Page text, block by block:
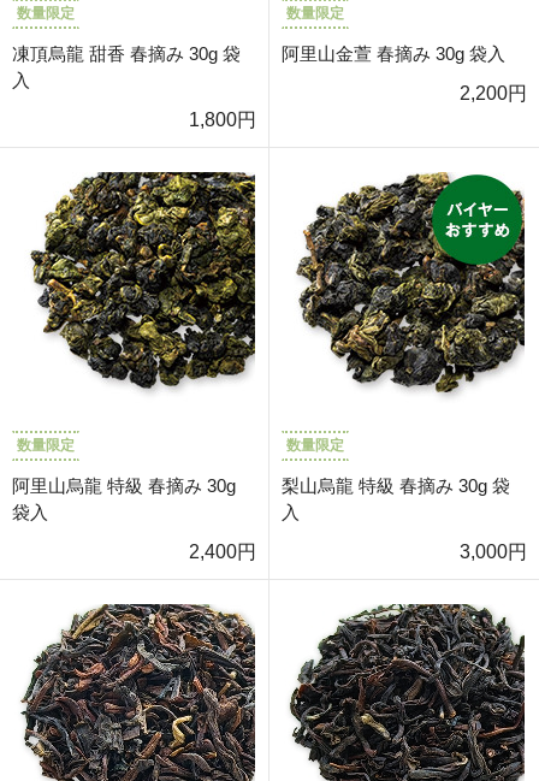
数量限定
凍頂烏龍 甜香 春摘み 30g 袋
入
1,800円
数量限定
阿里山金萱 春摘み 30g 袋入
2,200円
数量限定
阿里山烏龍 特級 春摘み 30g
袋入
2,400円
数量限定
梨山烏龍 特級 春摘み 30g 袋
入
3,000円